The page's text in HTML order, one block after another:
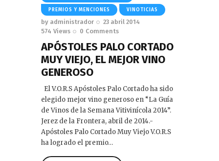
PREMIOS Y MENCIONES VINOTICIAS
by administrador
23 abril 2014
574 Views 0 Comments
APÓSTOLES PALO CORTADO
MUY VIEJO, EL MEJOR VINO
GENEROSO
El V.O.R.S Apóstoles Palo Cortado ha sido
elegido mejor vino generoso en “La Guía
de Vinos de la Semana Vitivinícola 2014”.
Jerez de la Frontera, abril de 2014.-
Apóstoles Palo Cortado Muy Viejo V.O.R.S
ha logrado el premio…